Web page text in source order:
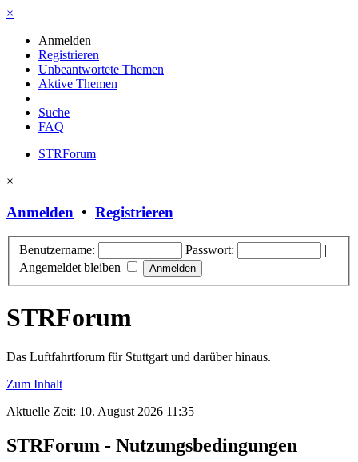
×
Anmelden
Registrieren
Unbeantwortete Themen
Aktive Themen
Suche
FAQ
STRForum
×
Anmelden • Registrieren
Benutzername: Passwort:
|
Angemeldet bleiben
STRForum
Das Luftfahrtforum für Stuttgart und darüber hinaus.
Zum Inhalt
Aktuelle Zeit: 10. August 2026 11:35
STRForum - Nutzungsbedingungen